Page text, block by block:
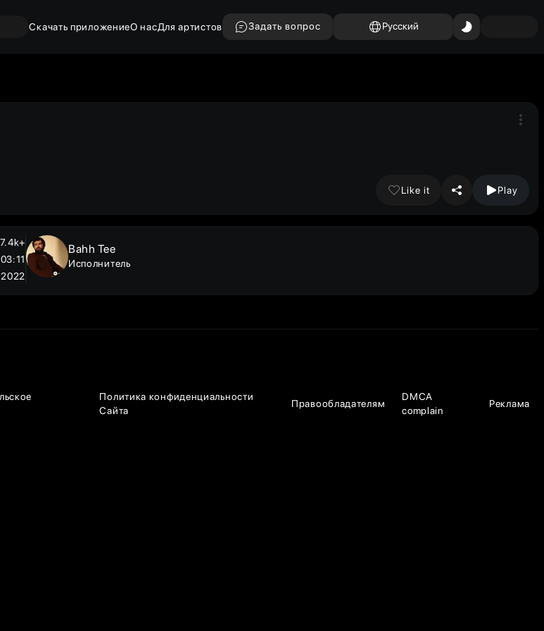
Скачать приложениеО насДля артистов Задать вопрос Русский
Like it Play
7.4k+
03:11
Bahh Tee
Исполнитель
Политика конфиденциальности
Сайта
Правообладателям
DMCA
complain
Реклама